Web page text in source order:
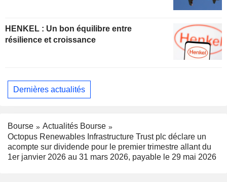
HENKEL : Un bon équilibre entre
résilience et croissance
Dernières actualités
Bourse
Actualités Bourse
Octopus Renewables Infrastructure Trust plc déclare un
acompte sur dividende pour le premier trimestre allant du
1er janvier 2026 au 31 mars 2026, payable le 29 mai 2026